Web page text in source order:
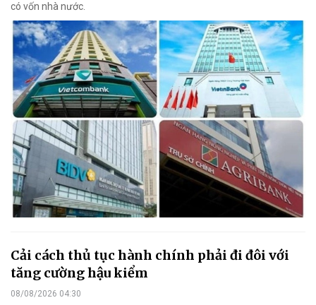
có vốn nhà nước.
Cải cách thủ tục hành chính phải đi đôi với
tăng cường hậu kiểm
08/08/2026 04:30